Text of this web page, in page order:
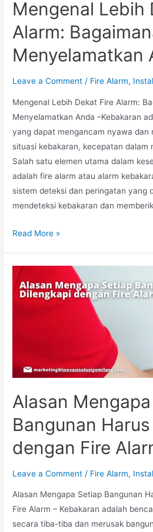
Mengenal Lebih
Alarm:
Menyelamatkan
Leave a Comment / Fire Alarm,
Mengenal Lebih Dekat Fire Alarm:
Menyelamatkan Anda –Kebakaran
yang dapat mengancam nyawa dan
situasi kebakaran, kecepatan dalam
Salah satu elemen utama dalam
adalah fire alarm atau alarm
sistem deteksi dan peringatan yang
mendeteksi kebakaran dan
Mengenal
Fire
Alarm:
Bagaimana
Read More »
Alasan
Bangunan
dengan Fire
Leave a Comment / Fire Alarm,
Alasan Mengapa Setiap Bangunan
Fire Alarm – Kebakaran adalah
secara tiba-tiba dan merusak